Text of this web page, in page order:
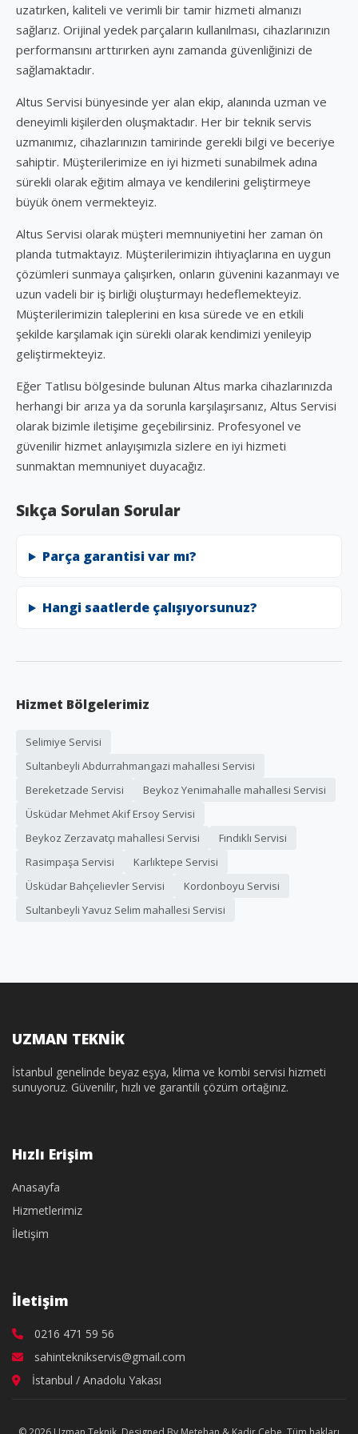
uzatırken, kaliteli ve verimli bir tamir hizmeti almanızı
sağlarız. Orijinal yedek parçaların kullanılması, cihazlarınızın
performansını arttırırken aynı zamanda güvenliğinizi de
sağlamaktadır.
Altus Servisi bünyesinde yer alan ekip, alanında uzman ve
deneyimli kişilerden oluşmaktadır. Her bir teknik servis
uzmanımız, cihazlarınızın tamirinde gerekli bilgi ve beceriye
sahiptir. Müşterilerimize en iyi hizmeti sunabilmek adına
sürekli olarak eğitim almaya ve kendilerini geliştirmeye
büyük önem vermekteyiz.
Altus Servisi olarak müşteri memnuniyetini her zaman ön
planda tutmaktayız. Müşterilerimizin ihtiyaçlarına en uygun
çözümleri sunmaya çalışırken, onların güvenini kazanmayı ve
uzun vadeli bir iş birliği oluşturmayı hedeflemekteyiz.
Müşterilerimizin taleplerini en kısa sürede ve en etkili
şekilde karşılamak için sürekli olarak kendimizi yenileyip
geliştirmekteyiz.
Eğer Tatlısu bölgesinde bulunan Altus marka cihazlarınızda
herhangi bir arıza ya da sorunla karşılaşırsanız, Altus Servisi
olarak bizimle iletişime geçebilirsiniz. Profesyonel ve
güvenilir hizmet anlayışımızla sizlere en iyi hizmeti
sunmaktan memnuniyet duyacağız.
Sıkça Sorulan Sorular
Parça garantisi var mı?
Hangi saatlerde çalışıyorsunuz?
Hizmet Bölgelerimiz
Selimiye Servisi
Sultanbeyli Abdurrahmangazi mahallesi Servisi
Bereketzade Servisi
Beykoz Yenimahalle mahallesi Servisi
Üsküdar Mehmet Akif Ersoy Servisi
Beykoz Zerzavatçı mahallesi Servisi
Fındıklı Servisi
Rasimpaşa Servisi
Karlıktepe Servisi
Üsküdar Bahçelievler Servisi
Kordonboyu Servisi
Sultanbeyli Yavuz Selim mahallesi Servisi
UZMAN TEKNİK
İstanbul genelinde beyaz eşya, klima ve kombi servisi hizmeti
sunuyoruz. Güvenilir, hızlı ve garantili çözüm ortağınız.
Hızlı Erişim
Anasayfa
Hizmetlerimiz
İletişim
İletişim
0216 471 59 56
sahinteknikservis@gmail.com
İstanbul / Anadolu Yakası